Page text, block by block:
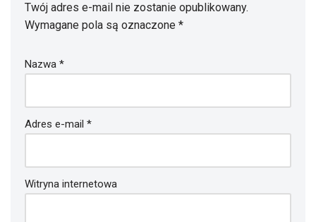
Twój adres e-mail nie zostanie opublikowany.
Wymagane pola są oznaczone *
Nazwa *
Adres e-mail *
Witryna internetowa